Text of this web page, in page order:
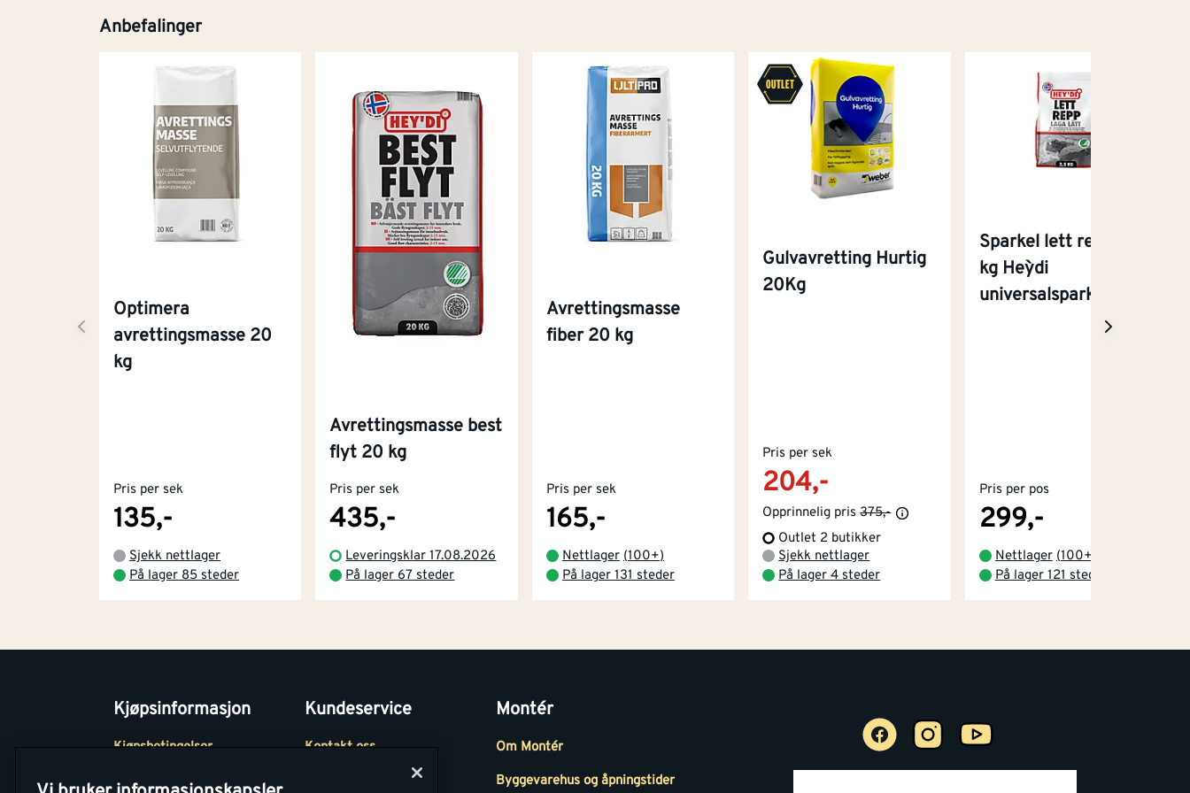
Anbefalinger
Optimera
avrettingsmasse 20
kg
Pris per sek
135,-
Sjekk nettlager
På lager 85 steder
Avrettingsmasse best
flyt 20 kg
Pris per sek
435,-
Leveringsklar 17.08.2026
På lager 67 steder
Avrettingsmasse
fiber 20 kg
Pris per sek
165,-
Nettlager (100+)
På lager 131 steder
Gulvavretting Hurtig
20Kg
Pris per sek
204,-
Opprinnelig pris 375,-
Outlet 2 butikker
Sjekk nettlager
På lager 4 steder
Sparkel lett repp 3,5
kg Hey`di
universalsparkel
Pris per pos
299,-
Nettlager (100+
På lager 121 steder
Kjøpsinformasjon
Kjøpsbetingelser
Betaling
Kundeservice
Kontakt oss
Montér
Om Montér
Byggevarehus og åpningstider